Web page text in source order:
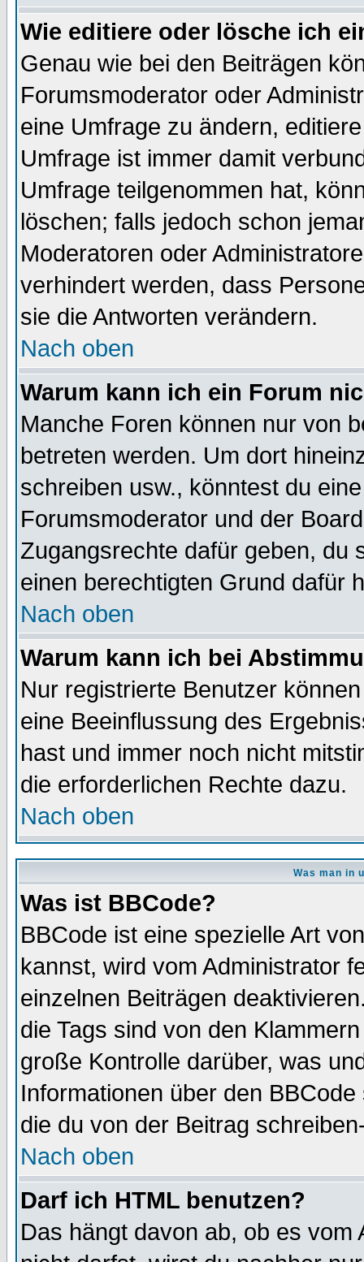
Wie editiere oder lösche ich
Genau wie bei den Beiträgen
Forumsmoderator oder
eine Umfrage zu ändern,
Umfrage ist immer damit
Umfrage teilgenommen hat,
löschen; falls jedoch schon
Moderatoren oder
verhindert werden, dass
sie die Antworten verändern.
Nach oben
Warum kann ich ein Forum
Manche Foren können nur von
betreten werden. Um dort
schreiben usw., könntest du
Forumsmoderator und der
Zugangsrechte dafür geben, du
einen berechtigten Grund dafür
Nach oben
Warum kann ich bei
Nur registrierte Benutzer
eine Beeinflussung des
hast und immer noch nicht
die erforderlichen Rechte dazu.
Nach oben
Was man in
Was ist BBCode?
BBCode ist eine spezielle Art
kannst, wird vom Administrator
einzelnen Beiträgen
die Tags sind von den
große Kontrolle darüber, was
Informationen über den
die du von der Beitrag
Nach oben
Darf ich HTML benutzen?
Das hängt davon ab, ob es